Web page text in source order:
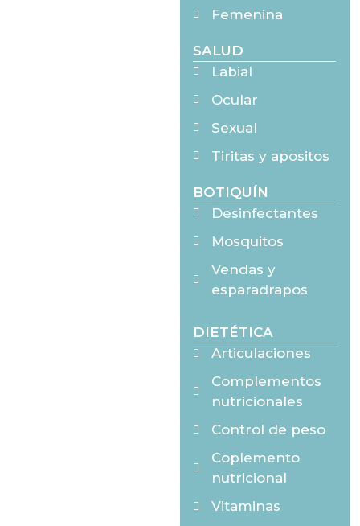
Femenina
SALUD
Labial
Ocular
Sexual
Tiritas y apositos
BOTIQUÍN
Desinfectantes
Mosquitos
Vendas y
esparadrapos
DIETÉTICA
Articulaciones
Complementos
nutricionales
Control de peso
Coplemento
nutricional
Vitaminas